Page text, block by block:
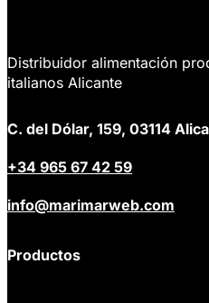
Distribuidor alimentación
italianos Alicante
C. del Dólar, 159, 03114
+34 965 67 42 59
info@marimarweb.com
Productos